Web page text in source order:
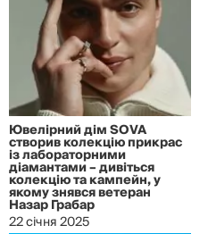
Ювелірний дім SOVA
створив колекцію прикрас
із лабораторними
діамантами – дивіться
колекцію та кампейн, у
якому знявся ветеран
Назар Грабар
22 січня 2025